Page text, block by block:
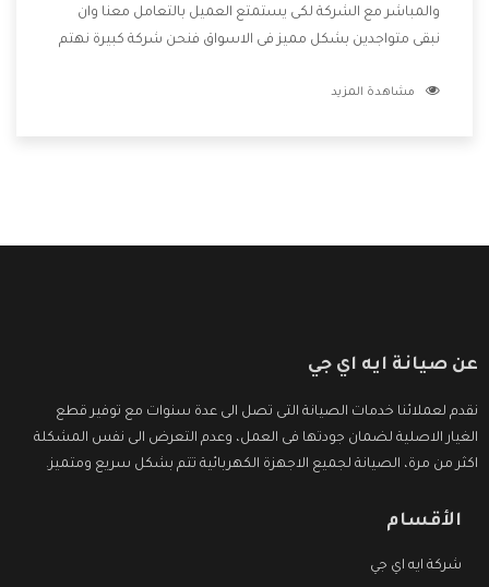
والمباشر مع الشركة لكى يستمتع العميل بالتعامل معنا وان
نبقى متواجدين بشكل مميز فى الاسواق فنحن شركة كبيرة نهتم
الشركة بها والتى تكون منها خدمة الصيانة التى تكون من أهم
مشاهدة المزيد
عن صيانة ايه اي جي
نقدم لعملائنا خدمات الصيانة التى تصل الى عدة سنوات مع توفير قطع
الغيار الاصلية لضمان جودتها فى العمل، وعدم التعرض الى نفس المشكلة
اكثر من مرة، الصيانة لجميع الاجهزة الكهربائية تتم بشكل سريع ومتميز.
الأقسام
شركة ايه اي جي